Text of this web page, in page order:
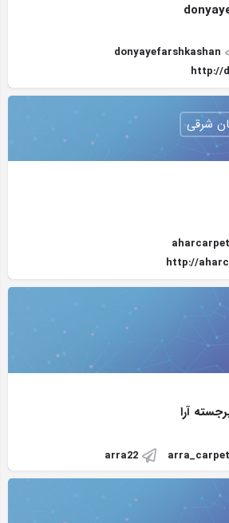
donyayefarshkashan
http://
aharcarpet
http://
شرقی
آرا
arra_carpet
arra22